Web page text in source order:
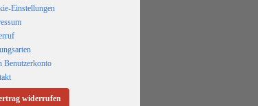
Einstellungen
Benutzerkonto
widerrufen